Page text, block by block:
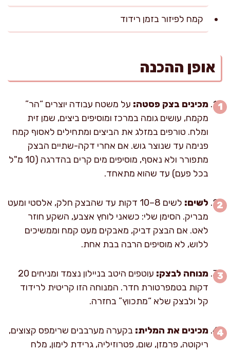
קמח לפיזור בזמן רידוד
אופן ההכנה
מכינים בצק פסטה: על משטח עבודה יוצרים “הר”
מקמח, עושים גומה במרכז ומוסיפים ביצים, שמן זית
ומלח. טורפים במזלג את הביצים ומתחילים לאסוף קמח
פנימה עד שנוצר גוש. אם אחרי דקה-שתיים הבצק
מתפורר ולא נאסף, מוסיפים מים קרים בהדרגה (10 מ"ל
בכל פעם) עד שהוא מתאחד.
לשים:
לשים 8–10 דקות עד שהבצק חלק, אלסטי ומעט
מבריק. הסימן שלי: כשאני לוחץ אצבע, השקע חוזר
לאט. אם הבצק דביק, מאבקים מעט קמח וממשיכים
ללוש, לא מוסיפים הרבה בבת אחת.
מנוחה לבצק:
עוטפים היטב בניילון נצמד ומניחים 20
דקות בטמפרטורת חדר. המנוחה הזו קריטית לרידוד
קל ולבצק שלא “מתכווץ” בחזרה.
מכינים את המלית: בקערה מערבבים שרימפס קצוצים,
ריקוטה, פרמזן, שום, פטרוזיליה, גרידת לימון, מלח